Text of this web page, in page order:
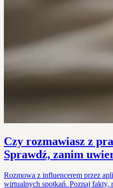
Czy rozmawiasz z
Sprawdź, zanim
Rozmowa z influencerem przez
wirtualnych spotkań. Poznaj fakty,